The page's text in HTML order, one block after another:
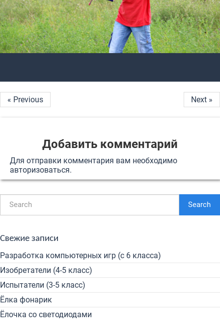
« Previous Next »
Добавить комментарий
Для отправки комментария вам необходимо
авторизоваться.
Search
Свежие записи
Разработка компьютерных игр (с 6 класса)
Изобретатели (4-5 класс)
Испытатели (3-5 класс)
Ёлка фонарик
Ёлочка со светодиодами